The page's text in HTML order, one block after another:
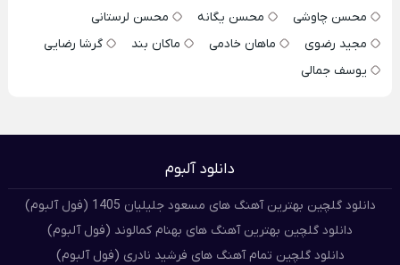
محسن چاوشی
محسن یگانه
محسن لرستانی
مجید رضوی
ماهان خادمی ماکان بند
گرشا رضایی
یوسف جمالی
دانلود آلبوم
دانلود گلچین بهترین آهنگ های مسعود جلیلیان 1405 (فول آلبوم)
دانلود گلچین بهترین آهنگ های بهنام کمالوند (فول آلبوم)
دانلود گلچین تمام آهنگ های فرشید نادری (فول آلبوم)